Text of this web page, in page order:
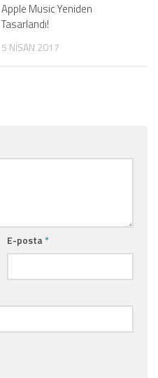
Apple Music Yeniden
Tasarlandı!
5 NISAN 2017
E-posta*